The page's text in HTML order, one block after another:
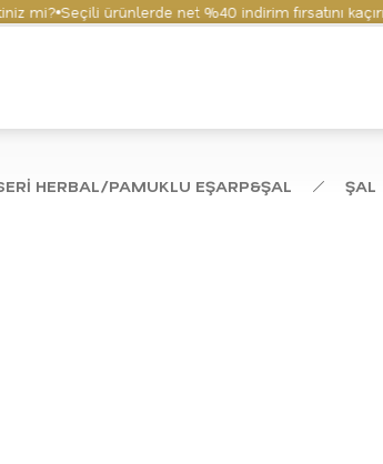
Seçili ürünlerde net %40 indirim fırsatını kaçırma.
HERBAL/PAMUKLU EŞARP&ŞAL ŞAL